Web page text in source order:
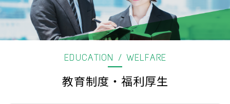
EDUCATION / WELFARE
教育制度・福利厚生